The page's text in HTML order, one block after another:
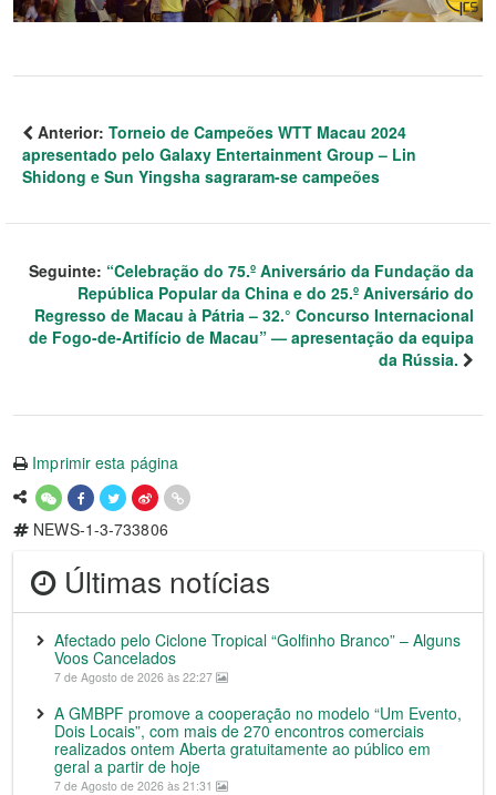
Anterior: Torneio de Campeões WTT Macau 2024
apresentado pelo Galaxy Entertainment Group – Lin
Shidong e Sun Yingsha sagraram-se campeões
Seguinte: “Celebração do 75.º Aniversário da Fundação da
República Popular da China e do 25.º Aniversário do
Regresso de Macau à Pátria – 32.° Concurso Internacional
de Fogo-de-Artifício de Macau” — apresentação da equipa
da Rússia.
Imprimir esta página
NEWS-1-3-733806
Últimas notícias
Afectado pelo Ciclone Tropical “Golfinho Branco” – Alguns
Voos Cancelados
7 de Agosto de 2026 às 22:27
A GMBPF promove a cooperação no modelo “Um Evento,
Dois Locais”, com mais de 270 encontros comerciais
realizados ontem Aberta gratuitamente ao público em
geral a partir de hoje
7 de Agosto de 2026 às 21:31